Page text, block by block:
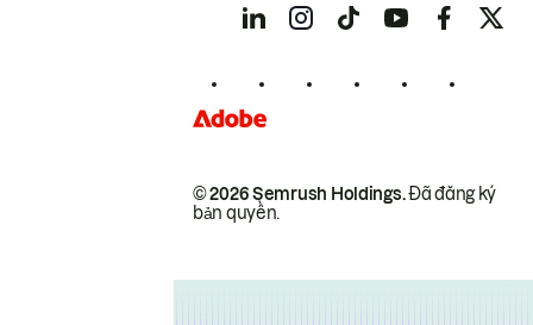
© 2026 Semrush Holdings.Đã đăng ký
bản quyền.